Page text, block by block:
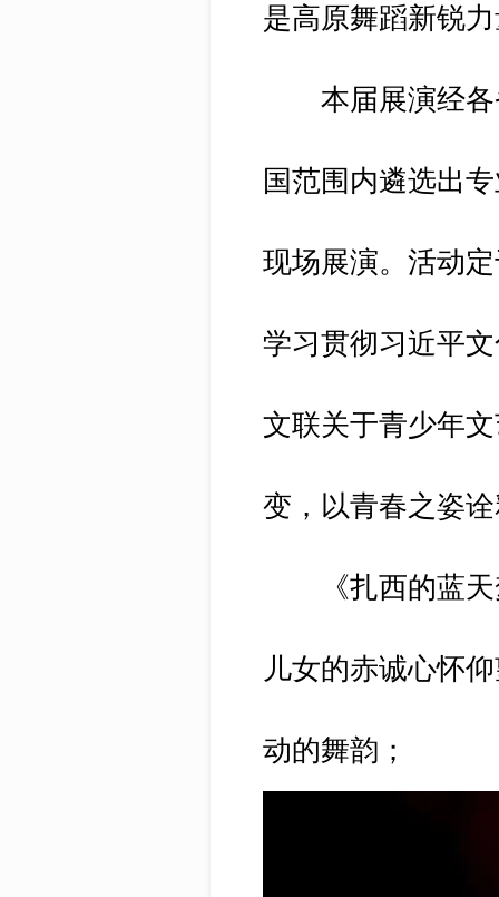
是高原舞蹈新锐
本届展演经各
国范围内遴选出
现场展演。活动
学习贯彻习近平
文联关于青少年
变，以青春之姿
《扎西的蓝天
儿女的赤诚心怀
动的舞韵；